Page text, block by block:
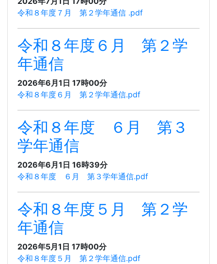
令和８年度７月 第２学年通信 .pdf
令和８年度６月 第２学
年通信
2026年6月1日 17時00分
令和８年度６月 第２学年通信.pdf
令和８年度 ６月 第３
学年通信
2026年6月1日 16時39分
令和８年度 ６月 第３学年通信.pdf
令和８年度５月 第２学
年通信
2026年5月1日 17時00分
令和８年度５月 第２学年通信.pdf